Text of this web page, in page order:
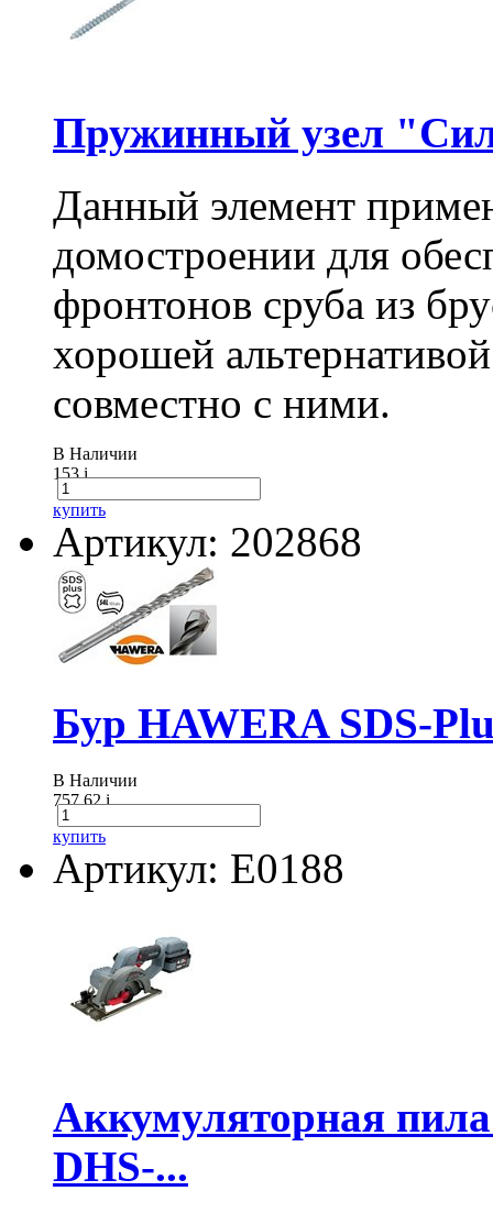
Пружинный узел
Данный элемент
домостроении для
фронтонов сруба из
хорошей
совместно с ними.
В Наличии
153i
купить
Артикул: 202868
Бур HAWERA SDS-
В Наличии
757.62i
купить
Артикул: E0188
Аккумуляторная
DHS-...